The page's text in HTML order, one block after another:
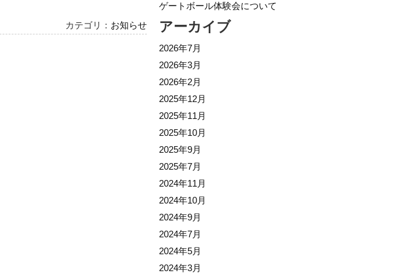
ゲートボール体験会について
アーカイブ
2026年7月
2026年3月
2026年2月
2025年12月
2025年11月
2025年10月
2025年9月
2025年7月
2024年11月
2024年10月
2024年9月
2024年7月
2024年5月
2024年3月
カテゴリ： お知らせ